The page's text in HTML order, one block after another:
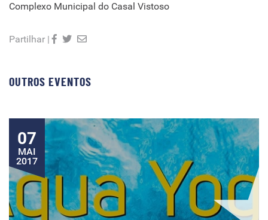
Complexo Municipal do Casal Vistoso
Partilhar |
OUTROS EVENTOS
07
MAI
2017